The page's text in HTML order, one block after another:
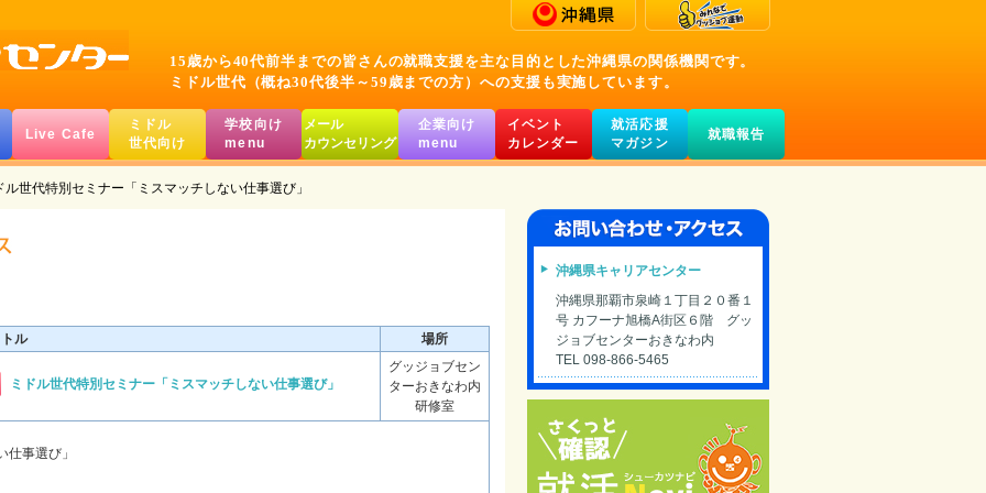
15歳から40代前半までの皆さんの就職支援を主な目的とした沖縄県の関係機関です。
ミドル世代（概ね30代後半～59歳までの方）への支援も実施しています。
Live Cafe
ミドル
世代向け
学校向け
menu
メール
カウンセリング
企業向け
menu
イベント
カレンダー
就活応援
マガジン
就職報告
ル世代特別セミナー「ミスマッチしない仕事選び」
ル 場所
ミドル世代特別セミナー「ミスマッチしない仕事選び」
グッジョブセン
ターおきなわ内
研修室
事選び」
沖縄県キャリアセンター
沖縄県那覇市泉崎１丁目２０番１
号 カフーナ旭橋A街区６階 グッ
ジョブセンターおきなわ内
TEL 098-866-5465